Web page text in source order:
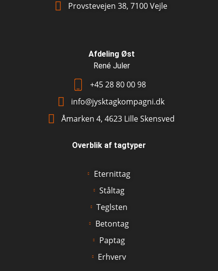
Provstevejen 38, 7100 Vejle
Afdeling Øst
René Juler
+45 28 80 00 98
info@jysktagkompagni.dk
Åmarken 4, 4623 Lille Skensved
Overblik af tagtyper
Eternittag
Ståltag
Teglsten
Betontag
Paptag
Erhverv